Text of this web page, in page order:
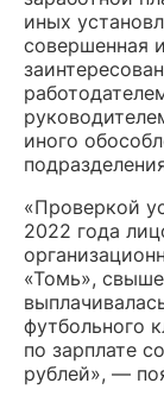
иных
совершенная
иного
«Проверкой
2022 года
«Томь»,
футбольного
по зарплате
рублей», —